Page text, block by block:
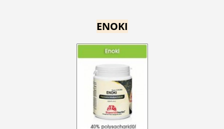
ENOKI